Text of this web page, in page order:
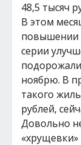
48,5 тысяч
В этом
повышении
серии
ноябрю. В
такого
рублей,
Довольно